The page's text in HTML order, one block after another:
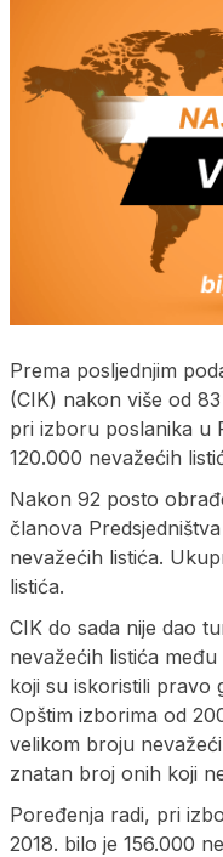
Prema posljednjim
(CIK) nakon više od
pri izboru poslanika u
120.000 nevažećih
Nakon 92 posto
članova
nevažećih listića.
listića.
CIK do sada nije dao
nevažećih listića
koji su iskoristili pravo
Opštim izborima od
velikom broju
znatan broj onih koji
Poređenja radi, pri
2018. bilo je 156.000